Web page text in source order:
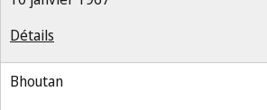
Détails
Bhoutan